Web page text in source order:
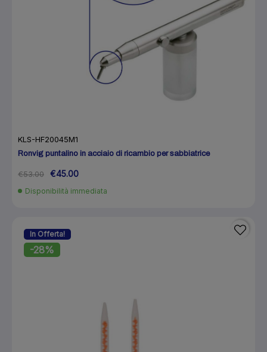
KLS-HF20045M1
Ronvig puntalino in acciaio di ricambio per sabbiatrice
€53.00 €45.00
Disponibilità immediata
In Offerta!
-28%